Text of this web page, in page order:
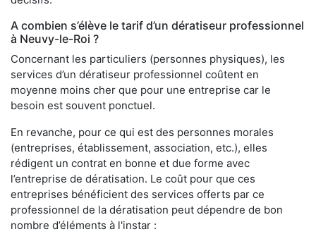
A combien s’élève le tarif d’un dératiseur professionnel
à Neuvy-le-Roi ?
Concernant les particuliers (personnes physiques), les
services d’un dératiseur professionnel coûtent en
moyenne moins cher que pour une entreprise car le
besoin est souvent ponctuel.
En revanche, pour ce qui est des personnes morales
(entreprises, établissement, association, etc.), elles
rédigent un contrat en bonne et due forme avec
l’entreprise de dératisation. Le coût pour que ces
entreprises bénéficient des services offerts par ce
professionnel de la dératisation peut dépendre de bon
nombre d’éléments à l'instar :